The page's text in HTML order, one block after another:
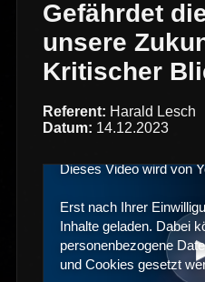
Gefährdet
unsere
Kritischer
Referent: Harald Lesch
Datum: 14.12.2023
Dieses Video wird von
Erst nach Ihrer
Inhalte geladen. Dabei
personenbezogene
und Cookies gesetzt